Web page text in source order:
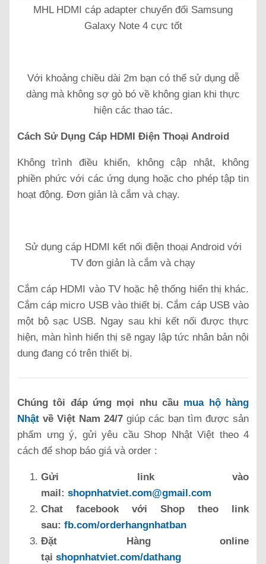
MHL HDMI cáp adapter chuyển đổi Samsung
Galaxy Note 4 cực tốt
Với khoảng chiều dài 2m bạn có thể sử dụng dễ
dàng mà không sợ gò bó về không gian khi thực
hiện các thao tác.
Cách Sử Dụng Cáp HDMI Điện Thoại Android
Không trình điều khiển, không cập nhật, không
phiền phức với các ứng dụng hoặc cho phép tập tin
hoạt động. Đơn giản là cắm và chạy.
Sử dụng cáp HDMI kết nối điện thoại Android với
TV đơn giản là cắm và chạy
Cắm cáp HDMI vào TV hoặc hệ thống hiển thị khác.
Cắm cáp micro USB vào thiết bị. Cắm cáp USB vào
một bộ sạc USB. Ngay sau khi kết nối được thực
hiện, màn hình hiển thị sẽ ngay lập tức nhân bản nội
dung đang có trên thiết bị.
Chúng tôi đáp ứng mọi nhu cầu mua hộ hàng
Nhật về Việt Nam 24/7 giúp các bạn tìm được sản
phẩm ưng ý, gửi yêu cầu Shop Nhật Việt theo 4
cách để shop báo giá và order :
Gửi link vào
mail: shopnhatviet.com@gmail.com
Chat facebook với Shop theo link
sau: fb.com/orderhangnhatban
Đặt Hàng online
tại shopnhatviet.com/dathang